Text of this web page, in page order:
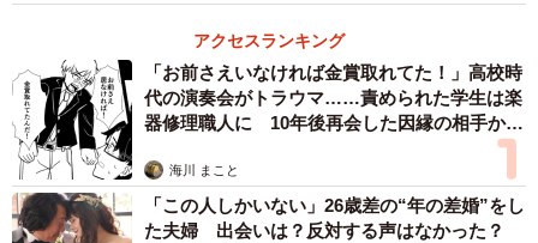
アクセスランキング
「お前さえいなければ金賞取れてた！」高校時
代の演奏会がトラウマ……責められた学生は楽
器修理職人に 10年後再会した因縁の相手から
海川 まこと
「この人しかいない」26歳差の“年の差婚”をし
た夫婦 出会いは？反対する声はなかった？